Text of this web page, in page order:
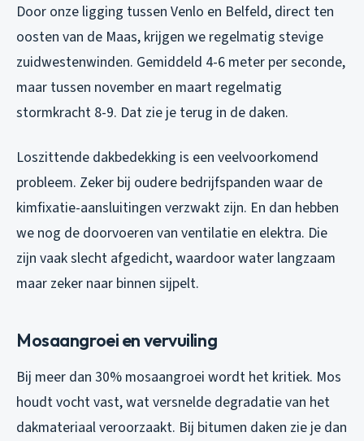
Door onze ligging tussen Venlo en Belfeld, direct ten
oosten van de Maas, krijgen we regelmatig stevige
zuidwestenwinden. Gemiddeld 4-6 meter per seconde,
maar tussen november en maart regelmatig
stormkracht 8-9. Dat zie je terug in de daken.
Loszittende dakbedekking is een veelvoorkomend
probleem. Zeker bij oudere bedrijfspanden waar de
kimfixatie-aansluitingen verzwakt zijn. En dan hebben
we nog de doorvoeren van ventilatie en elektra. Die
zijn vaak slecht afgedicht, waardoor water langzaam
maar zeker naar binnen sijpelt.
Mosaangroei en vervuiling
Bij meer dan 30% mosaangroei wordt het kritiek. Mos
houdt vocht vast, wat versnelde degradatie van het
dakmateriaal veroorzaakt. Bij bitumen daken zie je dan